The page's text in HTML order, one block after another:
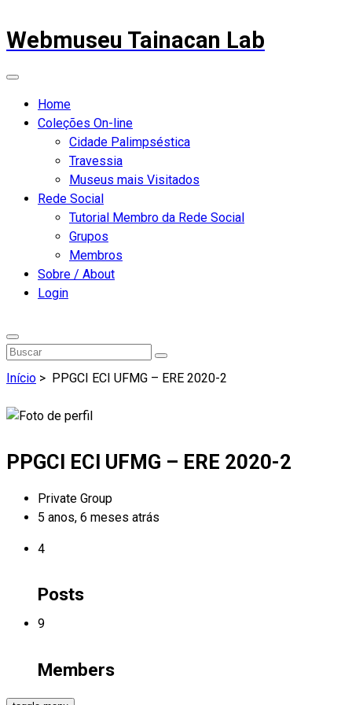
Webmuseu Tainacan Lab
Home
Coleções On-line
Cidade Palimpséstica
Travessia
Museus mais Visitados
Rede Social
Tutorial Membro da Rede Social
Grupos
Membros
Sobre / About
Login
Início > PPGCI ECI UFMG – ERE 2020-2
PPGCI ECI UFMG – ERE 2020-2
Private Group
5 anos, 6 meses atrás
4
Posts
9
Members